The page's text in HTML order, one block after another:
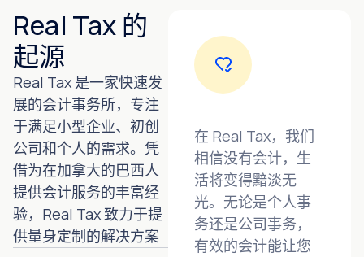
Real Tax 的
起源
Real Tax 是一家快速发
展的会计事务所，专注
于满足小型企业、初创
公司和个人的需求。凭
借为在加拿大的巴西人
提供会计服务的丰富经
验，Real Tax 致力于提
供量身定制的解决方案
在 Real Tax，我们
相信没有会计，生
活将变得黯淡无
光。无论是个人事
务还是公司事务，
有效的会计能让您